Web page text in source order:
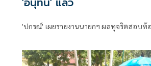
'ปกรณ์' เผยรายงานนายกฯ ผลทุจริตสอบท้